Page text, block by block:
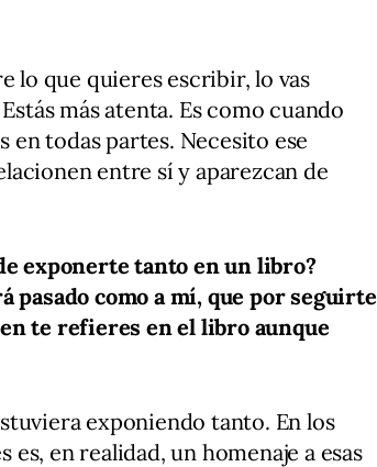
lo que quieres escribir, lo vas
más atenta. Es como cuando
en todas partes. Necesito ese
entre sí y aparezcan de
exponerte tanto en un libro?
pasado como a mí, que por seguirte
te refieres en el libro aunque
exponiendo tanto. En los
en realidad, un homenaje a esas